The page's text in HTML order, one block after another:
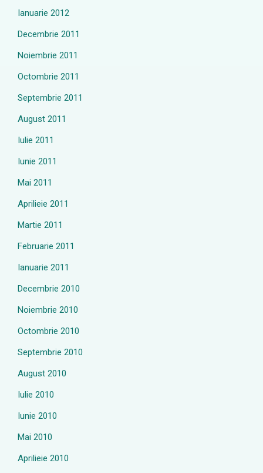
Ianuarie 2012
Decembrie 2011
Noiembrie 2011
Octombrie 2011
Septembrie 2011
August 2011
Iulie 2011
Iunie 2011
Mai 2011
Aprilieie 2011
Martie 2011
Februarie 2011
Ianuarie 2011
Decembrie 2010
Noiembrie 2010
Octombrie 2010
Septembrie 2010
August 2010
Iulie 2010
Iunie 2010
Mai 2010
Aprilieie 2010